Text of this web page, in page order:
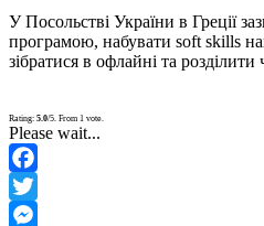
У Посольстві України в Греції
програмою, набувати soft skills
зібратися в офлайні та
Rating: 5.0/5. From 1 vote.
Please wait...
Facebook
Twitter